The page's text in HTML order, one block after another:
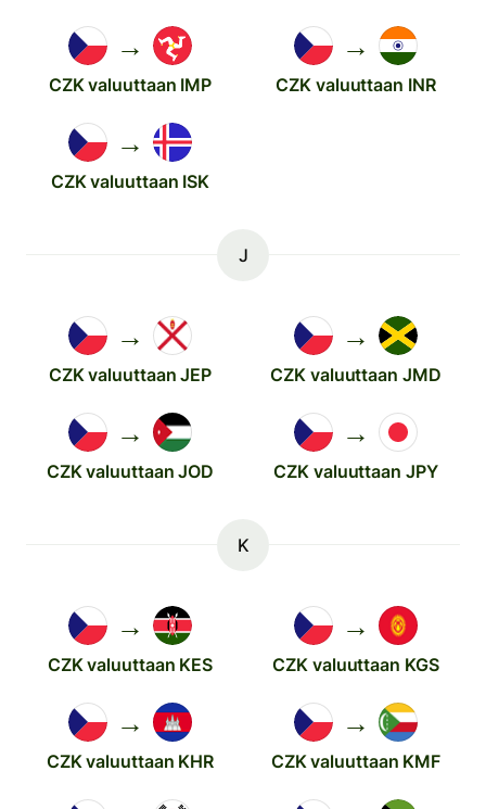
→
CZK valuuttaan IMP
→
CZK valuuttaan INR
→
CZK valuuttaan ISK
J
→
CZK valuuttaan JEP
→
CZK valuuttaan JMD
→
CZK valuuttaan JOD
→
CZK valuuttaan JPY
K
→
CZK valuuttaan KES
→
CZK valuuttaan KGS
→
CZK valuuttaan KHR
→
CZK valuuttaan KMF